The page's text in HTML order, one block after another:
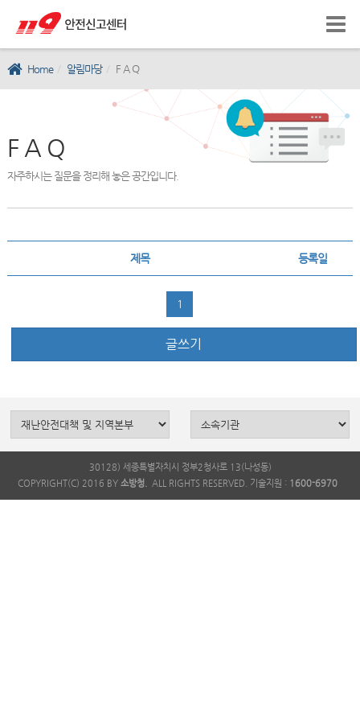
Home 알림마당 F A Q
F A Q
자주하시는 질문을 정리해 놓은 공간입니다.
제목 등록일
1
글쓰기
30128) 세종특별자치시 정부2청사로 13(나성동)
COPYRIGHT(C) 2016 BY 소방청. ALL RIGHTS RESERVED. 기술지원 : 1600-6970